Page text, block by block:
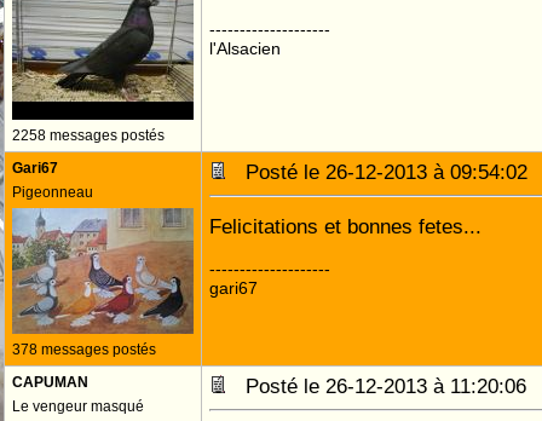
2258 messages postés
--------------------
l'Alsacien
Gari67
Pigeonneau
378 messages postés
Posté le 26-12-2013 à
Felicitations et bonnes fetes...
--------------------
gari67
CAPUMAN
Le vengeur masqué
Posté le 26-12-2013 à